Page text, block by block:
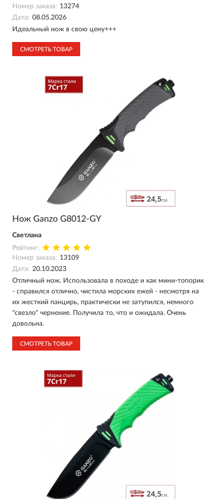
Номер заказа: 13274
Дата: 08.05.2026
Идеальный нож в свою цену+++
СМОТРЕТЬ ТОВАР
Нож Ganzo G8012-GY
Светлана
Рейтинг:
Номер заказа: 13109
Дата: 20.10.2023
Отличный нож. Использовала в походе и как мини-топорик
- справился отлично, чистила морских ежей - несмотря на
их жесткий панцирь, практически не затупился, немного
"свезло" чернение. Получила то, что и ожидала. Очень
довольна.
СМОТРЕТЬ ТОВАР